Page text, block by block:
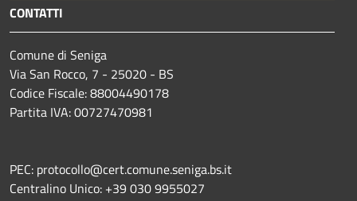
CONTATTI
Comune di Seniga
Via San Rocco, 7 - 25020 - BS
Codice Fiscale: 88004490178
Partita IVA: 00727470981
PEC: protocollo@cert.comune.seniga.bs.it
Centralino Unico: +39 030 9955027